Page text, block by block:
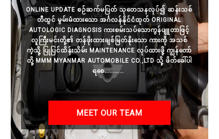
ONLINE UPDATE စဉ်ဆက်မပြတ် သုတေသနလုပ်၍ ဆန်းသစ်
တီထွင် မွမ်းမံထားသော အင်္ဂလန်နိုင်ငံထုတ် ORIGINAL
AUTOLOGIC DIAGNOSIS ကားစမ်းသပ်သောကွန်ပျူတာဖြင့်
လူကြီးမင်းတို့၏ တန်ဖိုးထားချစ်မြတ်နိုးသော ကားကို အသစ်
ကဲ့သို့ ပြုပြင်ထိန်းသိမ်း MAINTENANCE လုပ်ထားဖို့ ကျွန်တော်
တို့ MMM MYANMAR AUTOMOBILE CO.,LTD သို့ ဖိတ်ခေါ်ပါ
ရစေ…………
MEET OUR TEAM
ONLINE UPDATE စဉ်ဆက်မပြတ် သုတေသနလုပ်၍ ဆန်းသစ်
တီထွင် မွမ်းမံထားသော အင်္ဂလန်နိုင်ငံထုတ် ORIGINAL
AUTOLOGIC DIAGNOSIS ကားစမ်းသပ်သောကွန်ပျူတာဖြင့်
လူကြီးမင်းတို့၏ တန်ဖိုးထားချစ်မြတ်နိုးသော ကားကို အသစ်
ကဲ့သို့ ပြုပြင်ထိန်းသိမ်း MAINTENANCE လုပ်ထားဖို့ ကျွန်တော်
တို့ MMM MYANMAR AUTOMOBILE CO.,LTD သို့ ဖိတ်ခေါ်ပါ
ရစေ…………
ABOUT US
ONLINE UPDATE စဉ်ဆက်မပြတ် သုတေသနလုပ်၍ ဆန်း
သစ်တီထွင် မွမ်းမံထားသော အင်္ဂလန်နိုင်ငံထုတ် ORIGINAL
AUTOLOGIC DIAGNOSIS ကားစမ်းသပ်သောကွန်ပျူတာဖြင့်
လူကြီးမင်းတို့၏ တန်ဖိုးထားချစ်မြတ်နိုးသော ကားကို အသစ်
ကဲ့သို့ ပြုပြင်ထိန်းသိမ်း MAINTENANCE လုပ်ထားဖို့
ကျွန်တော်တို့ MMM MYANMAR AUTOMOBILE CO.,LTD သို့
ဖိတ်ခေါ်ပါရစေ…………
TEST
TEST
TEST